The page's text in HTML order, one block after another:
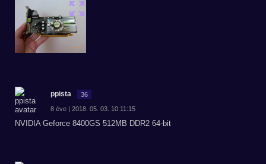
ppista 36
8 éve | 2018. 05. 03. 10:11:15
NVIDIA Geforce 8400GS 512MB DDR2 64-bit